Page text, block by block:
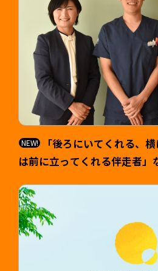
「後ろにいてくれる、
は前に立ってくれる伴走者」
し）様 >